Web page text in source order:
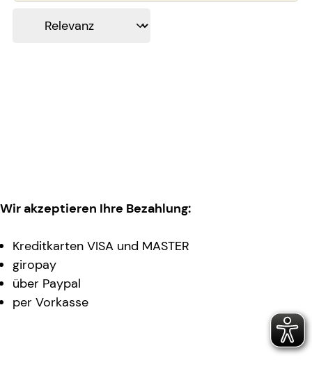
Wir akzeptieren Ihre Bezahlung:
Kreditkarten VISA und MASTER
giropay
über Paypal
per Vorkasse